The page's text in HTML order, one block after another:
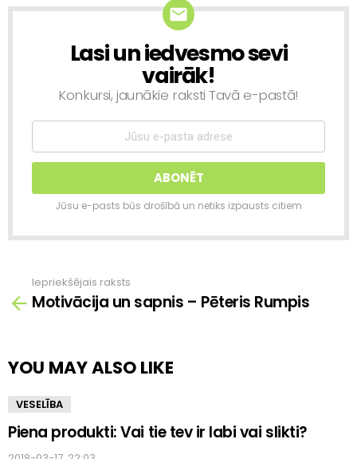
NEWSLETTER
Lasi un iedvesmo sevi
vairāk!
Konkursi, jaunākie raksti Tavā e-pastā!
Jūsu e-pasts būs drošībā un netiks izpausts citiem
Skatīt
vairāk
Iepriekšējais raksts
Motivācija un sapnis – Pēteris Rumpis
YOU MAY ALSO LIKE
VESELĪBA
Piena produkti: Vai tie tev ir labi vai slikti?